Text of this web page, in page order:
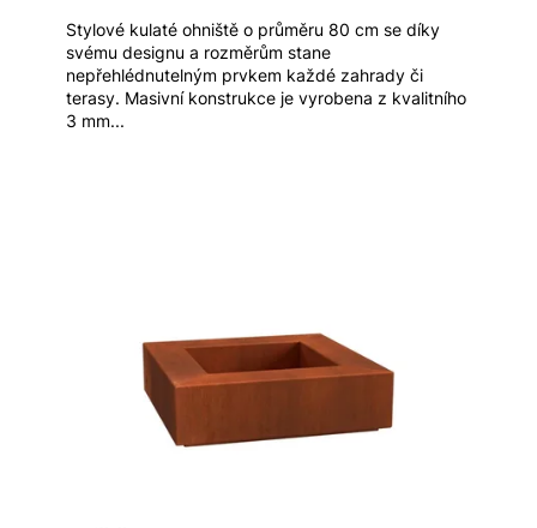
Stylové kulaté ohniště o průměru 80 cm se díky
svému designu a rozměrům stane
nepřehlédnutelným prvkem každé zahrady či
terasy. Masivní konstrukce je vyrobena z kvalitního
3 mm...